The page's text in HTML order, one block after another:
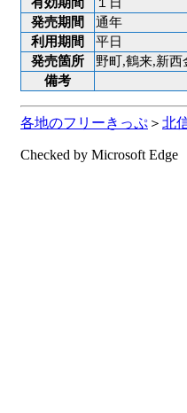
発売期間
通年
利用期間
平日
発売箇所
野町,鶴来,新西
備考
各地のフリーきっぷ ＞ 北
Checked by Microsoft Edge